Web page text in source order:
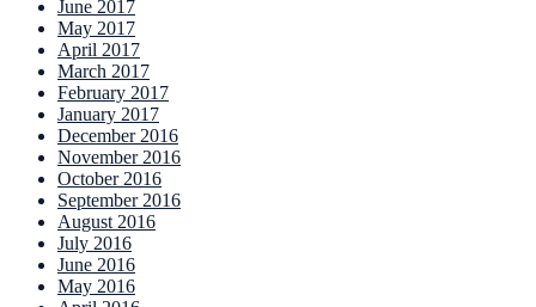
June 2017
May 2017
April 2017
March 2017
February 2017
January 2017
December 2016
November 2016
October 2016
September 2016
August 2016
July 2016
June 2016
May 2016